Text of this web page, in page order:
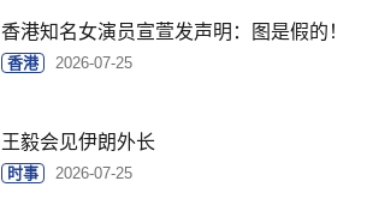
香港知名女演员宣萱发声明：图是假的！
香港 2026-07-25
王毅会见伊朗外长
时事 2026-07-25